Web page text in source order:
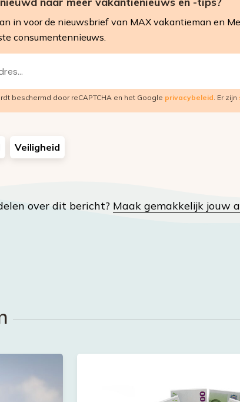
in voor de nieuwsbrief van MAX vakantieman en
consumentennieuws.
beschermd door reCAPTCHA en het Google privacybeleid . Er zijn
Veiligheid
over dit bericht? Maak gemakkelijk jouw